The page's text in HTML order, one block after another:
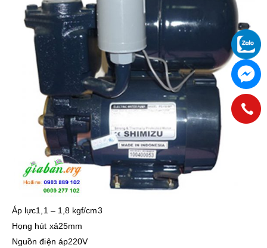
Áp lực1,1 – 1,8 kgf/cm3
Họng hút xả25mm
Nguồn điện áp220V